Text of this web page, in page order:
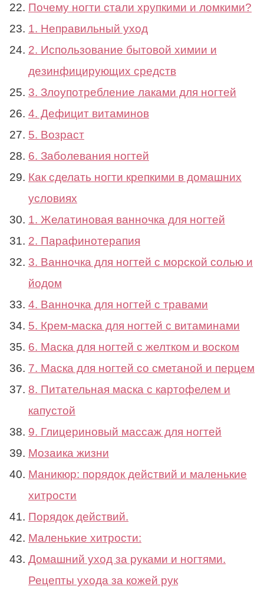
Почему ногти стали хрупкими и ломкими?
1. Неправильный уход
2. Использование бытовой химии и
дезинфицирующих средств
3. Злоупотребление лаками для ногтей
4. Дефицит витаминов
5. Возраст
6. Заболевания ногтей
Как сделать ногти крепкими в домашних
условиях
1. Желатиновая ванночка для ногтей
2. Парафинотерапия
3. Ванночка для ногтей с морской солью и
йодом
4. Ванночка для ногтей с травами
5. Крем-маска для ногтей с витаминами
6. Маска для ногтей с желтком и воском
7. Маска для ногтей со сметаной и перцем
8. Питательная маска с картофелем и
капустой
9. Глицериновый массаж для ногтей
Мозаика жизни
Маникюр: порядок действий и маленькие
хитрости
Порядок действий.
Маленькие хитрости:
Домашний уход за руками и ногтями.
Рецепты ухода за кожей рук